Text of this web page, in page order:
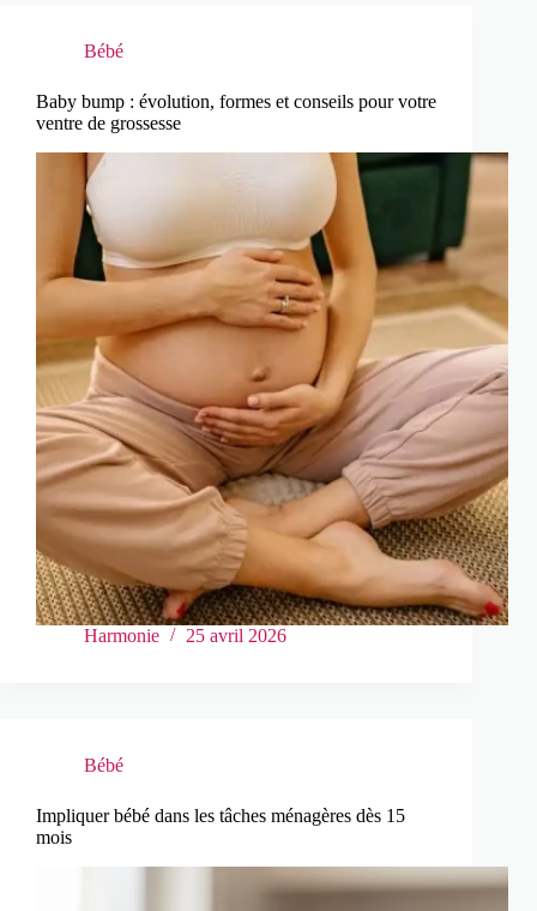
Bébé
Baby bump : évolution, formes et conseils pour votre
ventre de grossesse
Harmonie 25 avril 2026
Bébé
Impliquer bébé dans les tâches ménagères dès 15
mois